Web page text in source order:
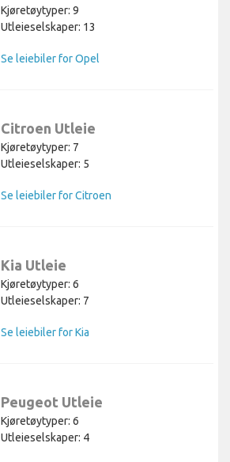
Kjøretøytyper: 9
Utleieselskaper: 13
Se leiebiler for Opel
Citroen Utleie
Kjøretøytyper: 7
Utleieselskaper: 5
Se leiebiler for Citroen
Kia Utleie
Kjøretøytyper: 6
Utleieselskaper: 7
Se leiebiler for Kia
Peugeot Utleie
Kjøretøytyper: 6
Utleieselskaper: 4